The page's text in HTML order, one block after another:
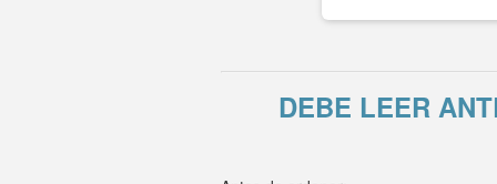
DEBE LEER